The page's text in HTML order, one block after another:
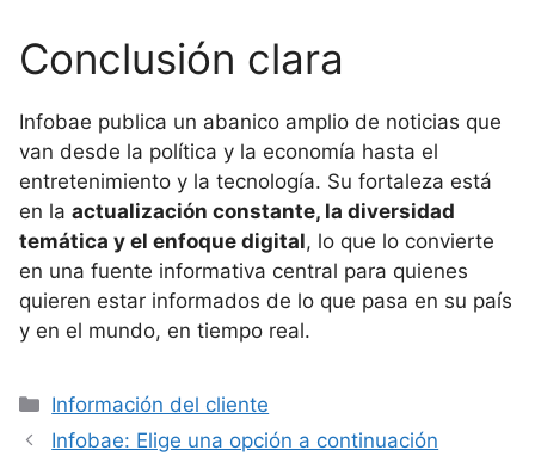
Conclusión clara
Infobae publica un abanico amplio de noticias que
van desde la política y la economía hasta el
entretenimiento y la tecnología. Su fortaleza está
en la actualización constante, la diversidad
temática y el enfoque digital, lo que lo convierte
en una fuente informativa central para quienes
quieren estar informados de lo que pasa en su país
y en el mundo, en tiempo real.
Categorías
Información del cliente
Infobae: Elige una opción a continuación